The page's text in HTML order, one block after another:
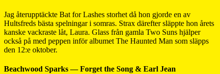
Jag återupptäckte Bat for Lashes storhet då hon gjorde en av
Hultsfreds bästa spelningar i somras. Strax därefter släppte hon årets
kanske vackraste låt, Laura. Glass från gamla Two Suns hjälper
också på med peppen inför albumet The Haunted Man som släpps
den 12:e oktober.
Beachwood Sparks — Forget the Song & Earl Jean